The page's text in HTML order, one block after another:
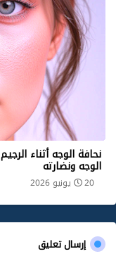
نحافة الوجه أثناء
الوجه ونضارته
20 يونيو 2026
إرسال تعليق